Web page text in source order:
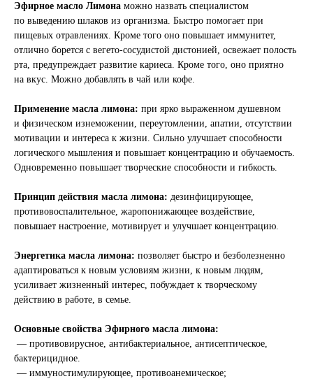
Эфирное масло Лимона можно назвать специалистом
по выведению шлаков из организма. Быстро помогает при
пищевых отравлениях. Кроме того оно повышает иммунитет,
отлично борется с вегето-сосудистой дистонией, освежает полость
рта, предупреждает развитие кариеса. Кроме того, оно приятно
на вкус. Можно добавлять в чай или кофе.
Применение масла лимона: при ярко выраженном душевном
и физическом изнеможении, переутомлении, апатии, отсутствии
мотивации и интереса к жизни. Сильно улучшает способности
логического мышления и повышает концентрацию и обучаемость.
Одновременно повышает творческие способности и гибкость.
Принцип действия масла лимона: дезинфицирующее,
противовоспалительное, жаропонижающее воздействие,
повышает настроение, мотивирует и улучшает концентрацию.
Энергетика масла лимона: позволяет быстро и безболезненно
адаптироваться к новым условиям жизни, к новым людям,
усиливает жизненный интерес, побуждает к творческому
действию в работе, в семье.
Основные свойства Эфирного масла лимона:
— противовирусное, антибактериальное, антисептическое,
бактерицидное.
— иммуностимулирующее, противоанемическое;